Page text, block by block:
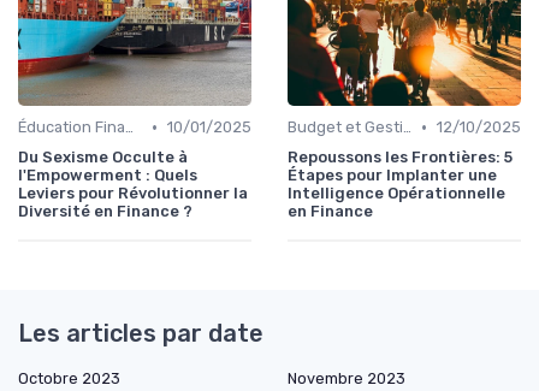
Éducation Financière • 10/01/2025
Du Sexisme Occulte à
l'Empowerment : Quels
Leviers pour Révolutionner la
Diversité en Finance ?
Budget et Gestion des Finances Personnelles • 12/10/2025
Repoussons les Frontières: 5
Étapes pour Implanter une
Intelligence Opérationnelle
en Finance
Les articles par date
Octobre 2023
Novembre 2023